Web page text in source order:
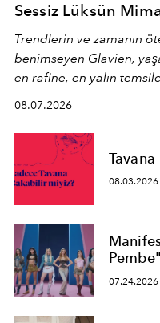
Sessiz Lüksün
Trendlerin ve zamanın
benimseyen Glavien,
en rafine, en yalın
en yeni seçkisiyle bu
08.07.2026
Tavana
08.03.2026
07.24.2026